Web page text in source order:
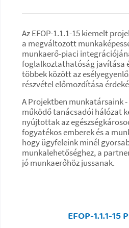
Az EFOP-1.1.1-15 kiemelt
a megváltozott
munkaerő-piaci
foglalkoztathatóság javítása
többek között az
részvétel előmozdítása
A Projektben munkatársaink -
működő tanácsadói hálózat
nyújtottak az
fogyatékos emberek és a
hogy ügyfeleink minél
munkalehetőséghez, a
jó munkaerőhöz jussanak.
EFOP-1.1.1-15